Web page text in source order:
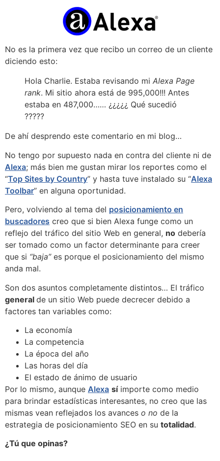
No es la primera vez que recibo un correo de un cliente
diciendo esto:
Hola Charlie. Estaba revisando mi Alexa Page
rank. Mi sitio ahora está de 995,000!!! Antes
estaba en 487,000…… ¿¿¿¿¿ Qué sucedió
?????
De ahí desprendo este comentario en mi blog…
No tengo por supuesto nada en contra del cliente ni de
Alexa; más bien me gustan mirar los reportes como el
“Top Sites by Country” y hasta tuve instalado su “Alexa
Toolbar” en alguna oportunidad.
Pero, volviendo al tema del posicionamiento en
buscadores creo que si bien Alexa funge como un
reflejo del tráfico del sitio Web en general, no debería
ser tomado como un factor determinante para creer
que si “baja” es porque el posicionamiento del mismo
anda mal.
Son dos asuntos completamente distintos… El tráfico
general de un sitio Web puede decrecer debido a
factores tan variables como:
La economía
La competencia
La época del año
Las horas del día
El estado de ánimo de usuario
Por lo mismo, aunque Alexa síimporte como medio
para brindar estadísticas interesantes, no creo que las
mismas vean reflejados los avances o no de la
estrategia de posicionamiento SEO en su totalidad.
¿Tú que opinas?